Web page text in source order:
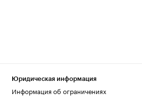
Юридическая информация
Информация об ограничениях